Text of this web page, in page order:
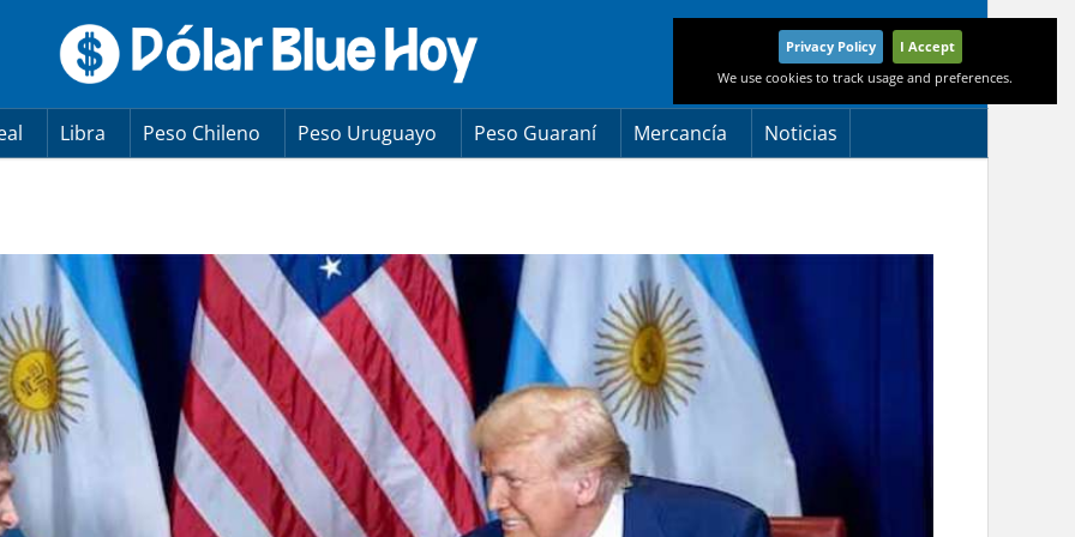
Libra Peso Chileno Peso Uruguayo Peso Guaraní Mercancía Noticias
Privacy Policy
I Accept
We use cookies to track usage and preferences.